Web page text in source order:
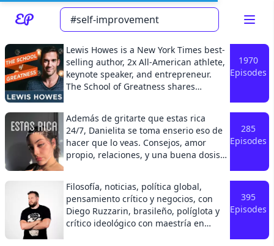
Read about our content policieshere
Cancel Save
Lewis Howes is a New York Times best-
selling author, 2x All-American athlete,
keynote speaker, and entrepreneur.
The School of Greatness shares
world-renowned leaders in business,
entertainment, sports, science, health,
and literature—to inspire YOU to
unlock your inner greatness and live
1970
Episodes
Además de gritarte que estas rica
24/7, Danielita se toma enserio eso de
hacer que lo veas. Consejos, amor
propio, relaciones, y una buena dosis
mientras termino la carrera de
psicología. Estas rica mi vida, y llegó el
momento de verlo. Sígueme en
Instagram mi amorcito, para contenido
285
Episodes
Filosofía, noticias, política global,
pensamiento crítico y negocios, con
Diego Ruzzarin, brasileño, políglota y
crítico ideológico con maestría en
395
Episodes